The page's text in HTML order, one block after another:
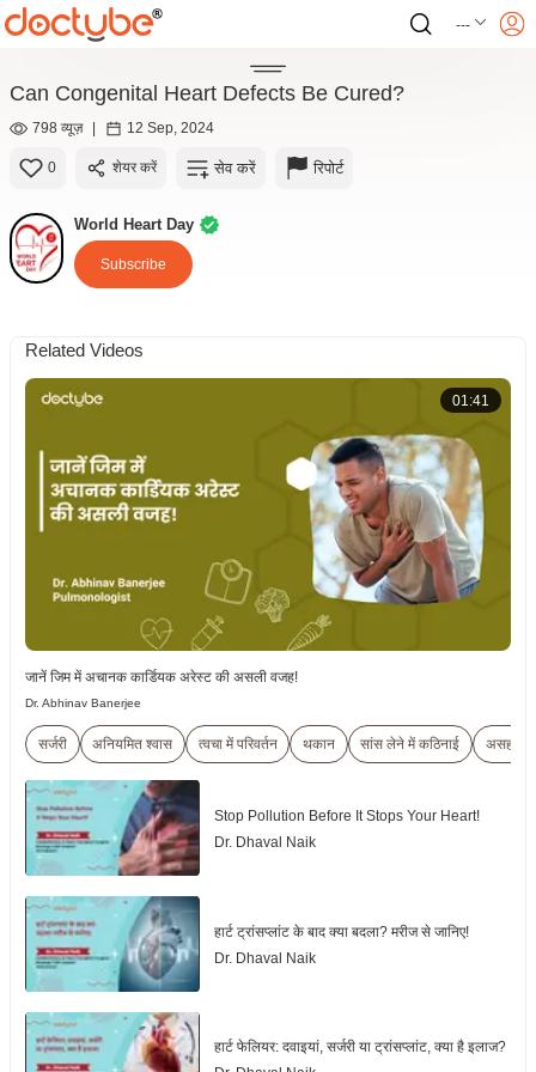
---
Can Congenital Heart Defects Be Cured?
798 व्यूज़ | 12 Sep, 2024
0 शेयर करें सेव करें रिपोर्ट
World Heart Day
Subscribe
Related Videos
01:41
जानें जिम में अचानक कार्डियक अरेस्ट की असली वजह!
Dr. Abhinav Banerjee
सर्जरी अनियमित श्वास त्वचा में परिवर्तन थकान सांस लेने में कठिनाई असहजता
Stop Pollution Before It Stops Your Heart!
Dr. Dhaval Naik
हार्ट ट्रांसप्लांट के बाद क्या बदला? मरीज से जानिए!
Dr. Dhaval Naik
हार्ट फेलियर: दवाइयां, सर्जरी या ट्रांसप्लांट, क्या है इलाज?